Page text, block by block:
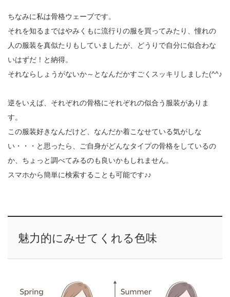
ちなみに私は骨格ウェーブです。
それを知るまではやみくもに流行りの服を買ってみたり、憧れの
人の服装を真似たりもしていましたが、どうりで自分に似合わな
いはずだ！と納得。
それならしょうがないか～となんだかすごくスッキリしました(^^♪
逆をいえば、それぞれの骨格にそれぞれの似合う服装がありま
す。
この服装好きなんだけど、なんだか着こなせている気がしな
い・・・と思ったら、ご自身がどんなタイプの骨格をしているの
か、ちょっと調べてみるのも良いかもしれません。
スマホから簡単に検索することも可能です♪♪
魅力的にみせてくれる色味